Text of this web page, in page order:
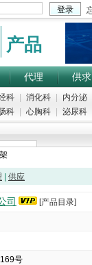
产品
代理 供求
科 消化科 内分泌
科 心胸科 泌尿科
供应
司
[产品目录]
号